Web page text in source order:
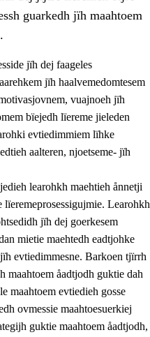
guarkedh jïh maahtoem
jïh dej faageles
jïh haalvemedomtesem
vuajnoeh jïh
bïejedh lïereme jieleden
evtiedimmiem lïhke
aalteren, njoetseme- jïh
learohkh maehtieh ånnetji
Learohkh
jïh dej goerkesem
mietie maehtedh eadtjohke
evtiedimmesne. Barkoen tjïrrh
maahtoem åadtjodh guktie dah
maahtoem evtiedieh gosse
ovmessie maahtoesuerkiej
guktie maahtoem åadtjodh,